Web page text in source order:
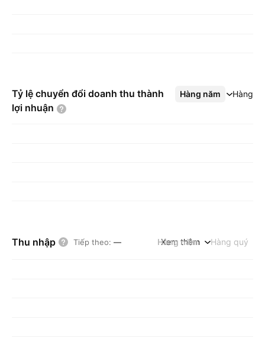
Tỷ lệ chuyển đổi doanh thu thành
lợi nhuận
Hàng năm Hàng
Xem thêm
Thu nhập Tiếp theo: — Hàng năm Hàng quý
Xem thêm